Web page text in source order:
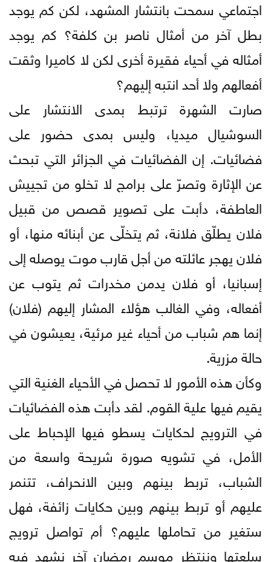
اجتماعي سمحت بانتشار المشهد، لكن كم يوجد
بطل آخر من أمثال ناصر بن كلفة؟ كم يوجد
أمثاله في أحياء فقيرة أخرى لكن لا كاميرا وثقت
أفعالهم ولا أحد انتبه إليهم؟
صارت الشهرة ترتبط بمدى الانتشار على
السوشيال ميديا، وليس بمدى حضور على
فضائيات. إن الفضائيات في الجزائر التي تبحث
عن الإثارة وتصرّ على برامج لا تخلو من تجييش
العاطفة، دأبت على تصوير قصص من قبيل
فلان يطلّق فلانة، ثم يتخلّى عن أبنائه منها، أو
فلان يهجر عائلته من أجل قارب موت يوصله إلى
إسبانيا، أو فلان يدمن مخدرات ثم يتوب عن
أفعاله، وفي الغالب هؤلاء المشار إليهم (فلان)
إنما هم شباب من أحياء غير مرئية، يعيشون في
حالة مزرية.
وكأن هذه الأمور لا تحصل في الأحياء الغنية التي
يقيم فيها علية القوم. لقد دأبت هذه الفضائيات
في الترويج لحكايات يسطو فيها الإحباط على
الأمل، في تشويه صورة شريحة واسعة من
الشباب، تربط بينهم وبين الانحراف، تتنمر
عليهم أو تربط بينهم وبين حكايات زائفة، فهل
ستغير من تحاملها عليهم؟ أم تواصل ترويج
سلعتها وننتظر موسم رمضان آخر نشهد فيه